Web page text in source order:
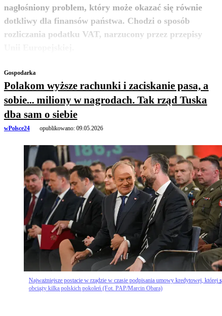
nagłośniony problem, który może okazać się równie
dotkliwy dla finansów państwa. Chodzi o sposób
rozliczania podatku VAT, narzucony przez przepisy
zobacz więcej
Gospodarka
Polakom wyższe rachunki i zaciskanie pasa, a
sobie... miliony w nagrodach. Tak rząd Tuska
dba sam o siebie
wPolsce24 opublikowano: 09.05.2026
Najważniejsze postacie w rządzie w czasie podpisania umowy kredytowej, której
obciąży kilka polskich pokoleń (Fot. PAP/Marcin Obara)